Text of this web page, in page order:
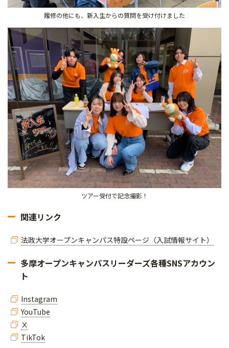
履修の他にも、新入生からの質問を受け付けました
ツアー受付で記念撮影！
関連リンク
法政大学オープンキャンパス特設ページ（入試情報サイト）
多摩オープンキャンパスリーダーズ各種SNSアカウン
ト
Instagram
YouTube
Ⅹ
TikTok